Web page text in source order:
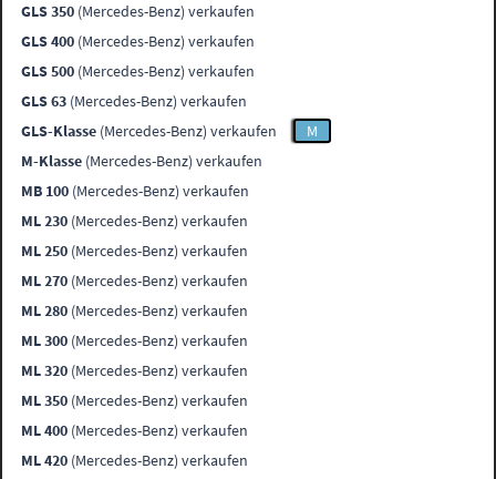
GLS 350 (Mercedes-Benz) verkaufen
GLS 400 (Mercedes-Benz) verkaufen
GLS 500 (Mercedes-Benz) verkaufen
GLS 63 (Mercedes-Benz) verkaufen
GLS-Klasse (Mercedes-Benz) verkaufen
M
M-Klasse (Mercedes-Benz) verkaufen
MB 100 (Mercedes-Benz) verkaufen
ML 230 (Mercedes-Benz) verkaufen
ML 250 (Mercedes-Benz) verkaufen
ML 270 (Mercedes-Benz) verkaufen
ML 280 (Mercedes-Benz) verkaufen
ML 300 (Mercedes-Benz) verkaufen
ML 320 (Mercedes-Benz) verkaufen
ML 350 (Mercedes-Benz) verkaufen
ML 400 (Mercedes-Benz) verkaufen
ML 420 (Mercedes-Benz) verkaufen